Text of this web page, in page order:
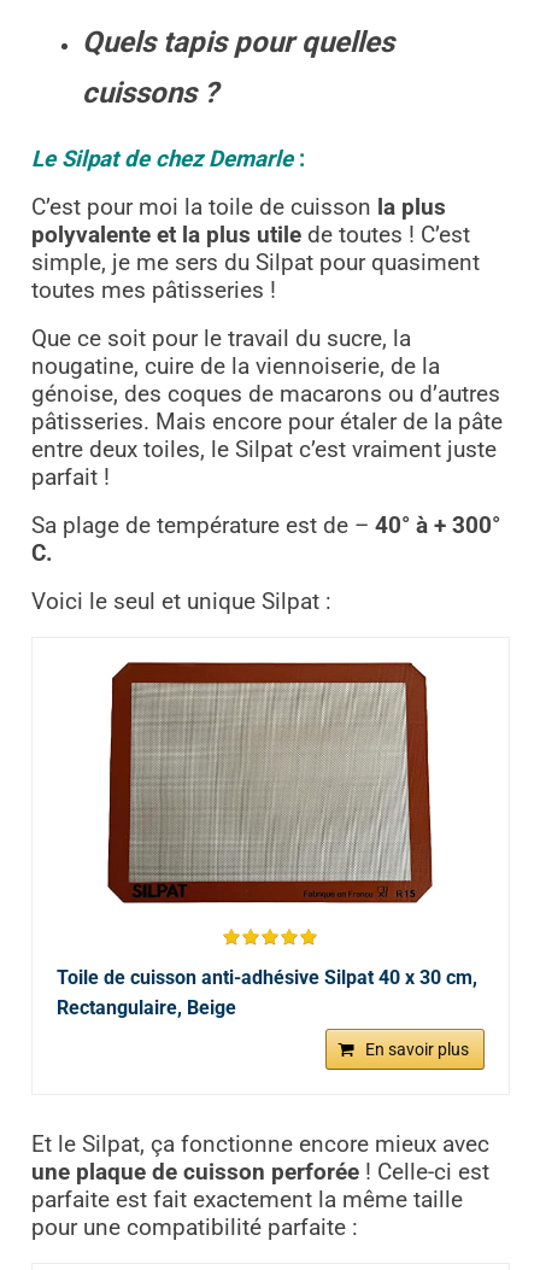
Quels tapis pour quelles
cuissons ?
Le Silpat de chez Demarle:
C’est pour moi la toile de cuisson la plus
polyvalente et la plus utilede toutes ! C’est
simple, je me sers du Silpat pour quasiment
toutes mes pâtisseries !
Que ce soit pour le travail du sucre, la
nougatine, cuire de la viennoiserie, de la
génoise, des coques de macarons ou d’autres
pâtisseries. Mais encore pour étaler de la pâte
entre deux toiles, le Silpat c’est vraiment juste
parfait !
Sa plage de température est de – 40° à + 300°
C.
Voici le seul et unique Silpat :
Toile de cuisson anti-adhésive Silpat 40 x 30 cm,
Rectangulaire, Beige
En savoir plus
Et le Silpat, ça fonctionne encore mieux avec
une plaque de cuisson perforée! Celle-ci est
parfaite est fait exactement la même taille
pour une compatibilité parfaite :